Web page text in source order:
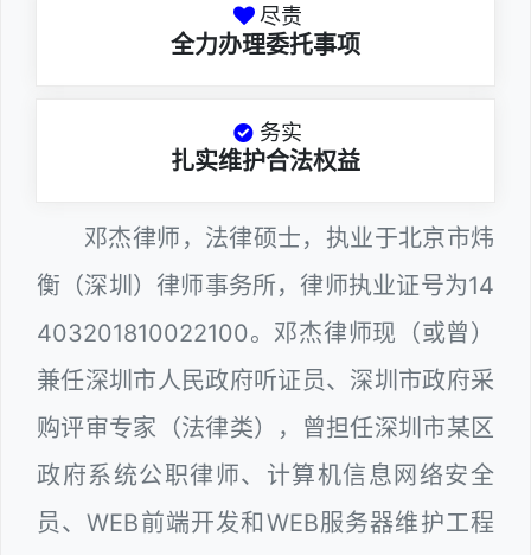
尽责
全力办理委托事项
务实
扎实维护合法权益
邓杰律师，法律硕士，执业于北京市炜
衡（深圳）律师事务所，律师执业证号为14
403201810022100。邓杰律师现（或曾）
兼任深圳市人民政府听证员、深圳市政府采
购评审专家（法律类），曾担任深圳市某区
政府系统公职律师、计算机信息网络安全
员、WEB前端开发和WEB服务器维护工程